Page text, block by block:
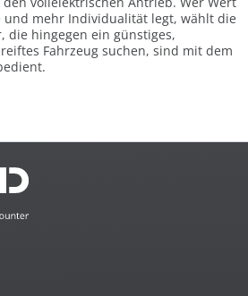
und mehr Individualität legt, wählt die
die hingegen ein günstiges,
Fahrzeug suchen, sind mit dem